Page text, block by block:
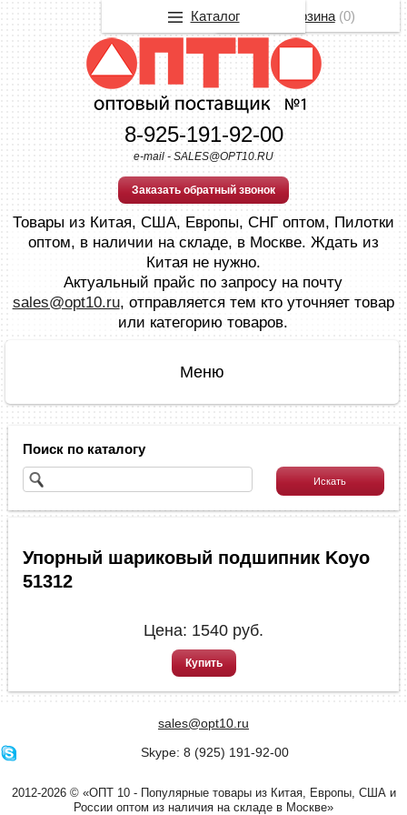
8-925-191-92-00
e-mail - SALES@OPT10.RU
Заказать обратный звонок
Товары из Китая, США, Европы, СНГ оптом, Пилотки
оптом, в наличии на складе, в Москве. Ждать из
Китая не нужно.
Актуальный прайс по запросу на почту
sales@opt10.ru, отправляется тем кто уточняет товар
или категорию товаров.
Поиск по каталогу
Упорный шариковый подшипник Koyo
51312
Цена: 1540 руб.
Купить
sales@opt10.ru
Skype: 8 (925) 191-92-00
2012-2026 © «ОПТ 10 - Популярные товары из Китая, Европы, США и
России оптом из наличия на складе в Москве»
Корзина(0)
Каталог